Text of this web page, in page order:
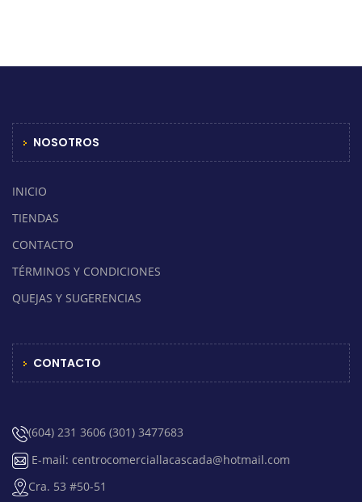
NOSOTROS
INICIO
TIENDAS
CONTACTO
TÉRMINOS Y CONDICIONES
QUEJAS Y SUGERENCIAS
CONTACTO
(604) 231 3606 (301) 3477683
E-mail: centrocomerciallacascada@hotmail.com
Cra. 53 #50-51